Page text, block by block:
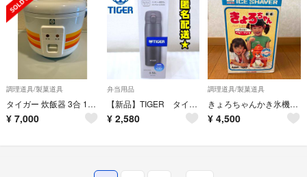
調理道具/製菓道具
タイガー 炊飯器 3合 100周年記念モデル JNP-T055WO オレンジスト
¥ 7,000
弁当用品
【新品】TIGER タイガー 水筒 0.50L 食洗器OK ステンレスボトル B
¥ 2,580
調理道具/製菓道具
きょろちゃんかき氷機 タイガー
¥ 4,500